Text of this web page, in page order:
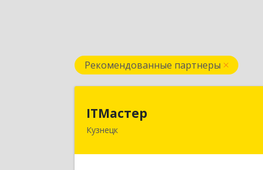
Рекомендованные партнеры
ITМастер
Кузнецк442537, Пензенская обл, Кузнецк г,